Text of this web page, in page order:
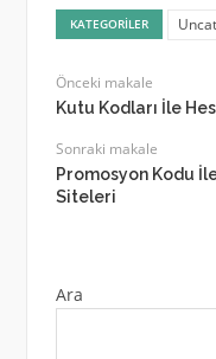
KATEGORILER
Önceki makale
Kutu Kodları İle
Sonraki makale
Promosyon Kodu
Siteleri
Ara